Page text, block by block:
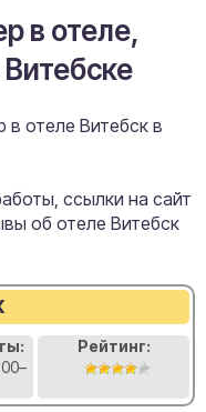
в отеле,
Витебске
отеле Витебск в
ссылки на сайт
об отеле Витебск
Рейтинг: